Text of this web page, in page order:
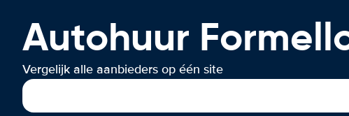
Autohuur
Vergelijk alle aanbieders op één site